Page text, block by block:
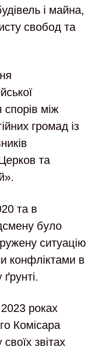
і майна,
свобод та
між
громад із
та
та в
було
ситуацію
конфліктами в
ґрунті.
роках
Комісара
звітах